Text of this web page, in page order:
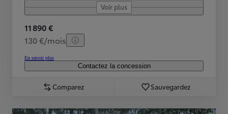
Voir plus
11 890 €
130 €/mois
En savoir plus
Contactez la concession
Comparez Sauvegardez